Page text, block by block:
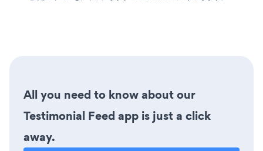
All you need to know about our
Testimonial Feed app is just a click
away.